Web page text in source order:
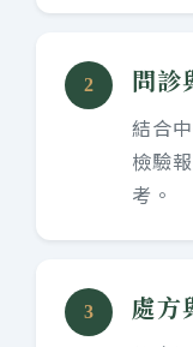
2 問診
結合
檢驗
考。
3 處方